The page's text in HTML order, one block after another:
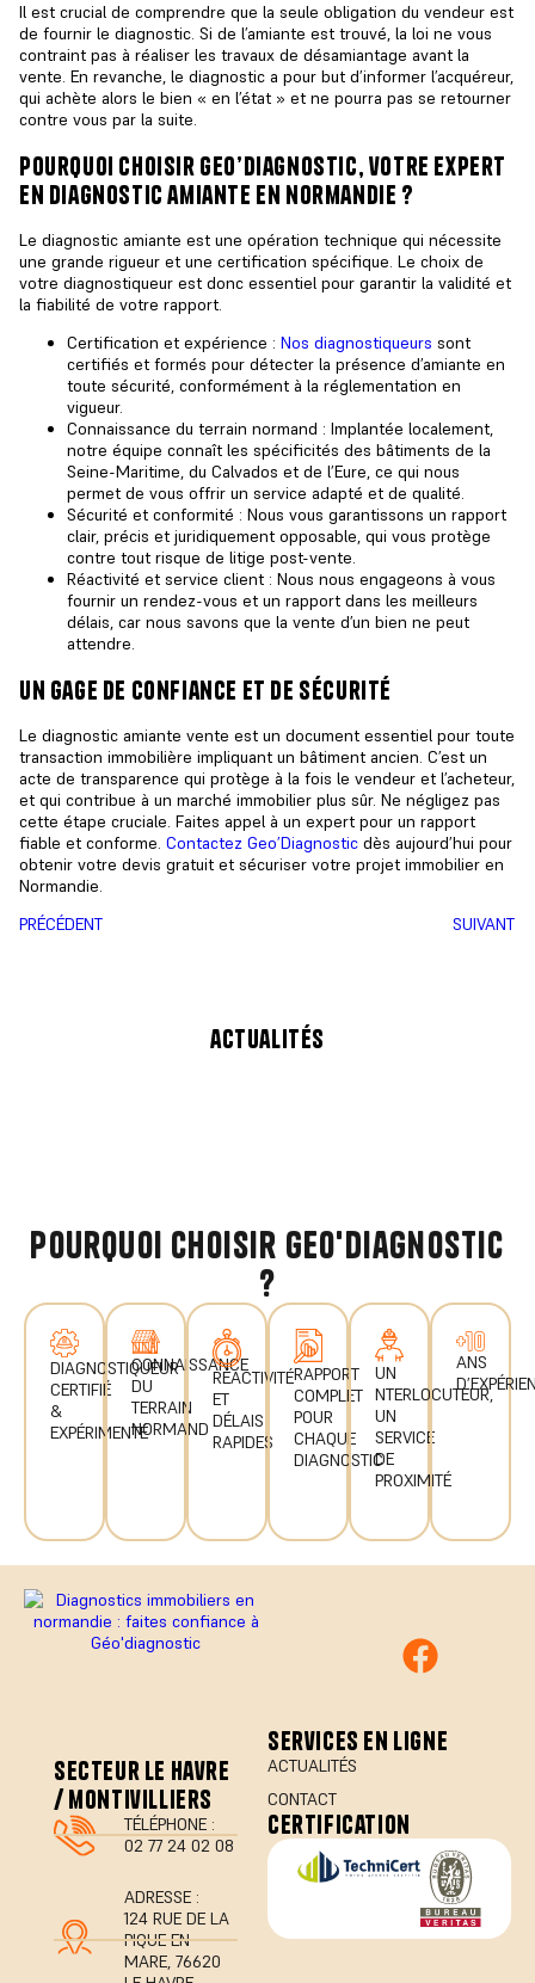
Il est crucial de comprendre que la seule obligation du vendeur est
de fournir le diagnostic. Si de l’amiante est trouvé, la loi ne vous
contraint pas à réaliser les travaux de désamiantage avant la
vente. En revanche, le diagnostic a pour but d’informer l’acquéreur,
qui achète alors le bien « en l’état » et ne pourra pas se retourner
contre vous par la suite.
pourquoi choisir geo’diagnostic, votre expert
en diagnostic amiante en normandie ?
Le diagnostic amiante est une opération technique qui nécessite
une grande rigueur et une certification spécifique. Le choix de
votre diagnostiqueur est donc essentiel pour garantir la validité et
la fiabilité de votre rapport.
Certification et expérience : Nos diagnostiqueurs sont
certifiés et formés pour détecter la présence d’amiante en
toute sécurité, conformément à la réglementation en
vigueur.
Connaissance du terrain normand : Implantée localement,
notre équipe connaît les spécificités des bâtiments de la
Seine-Maritime, du Calvados et de l’Eure, ce qui nous
permet de vous offrir un service adapté et de qualité.
Sécurité et conformité : Nous vous garantissons un rapport
clair, précis et juridiquement opposable, qui vous protège
contre tout risque de litige post-vente.
Réactivité et service client : Nous nous engageons à vous
fournir un rendez-vous et un rapport dans les meilleurs
délais, car nous savons que la vente d’un bien ne peut
attendre.
un gage de confiance et de sécurité
Le diagnostic amiante vente est un document essentiel pour toute
transaction immobilière impliquant un bâtiment ancien. C’est un
acte de transparence qui protège à la fois le vendeur et l’acheteur,
et qui contribue à un marché immobilier plus sûr. Ne négligez pas
cette étape cruciale. Faites appel à un expert pour un rapport
fiable et conforme. Contactez Geo’Diagnostic dès aujourd’hui pour
obtenir votre devis gratuit et sécuriser votre projet immobilier en
Normandie.
PRÉCÉDENT
SUIVANT
actualités
pourquoi choisir geo'diagnostic
?
DIAGNOSTIQUEUR
CERTIFIÉ
&
EXPÉRIMENTÉ
CONNAISSANCE
DU
TERRAIN
NORMAND
RÉACTIVITÉ
ET
DÉLAIS
RAPIDES
RAPPORT
COMPLET
POUR
CHAQUE
DIAGNOSTIC
UN
NTERLOCUTEUR,
UN
SERVICE
DE
PROXIMITÉ
ANS
secteur le havre
/ montivilliers
TÉLÉPHONE :
02 77 24 02 08
ADRESSE :
124 RUE DE LA
PIQUE EN
MARE, 76620
services en ligne
ACTUALITÉS
CONTACT
certification